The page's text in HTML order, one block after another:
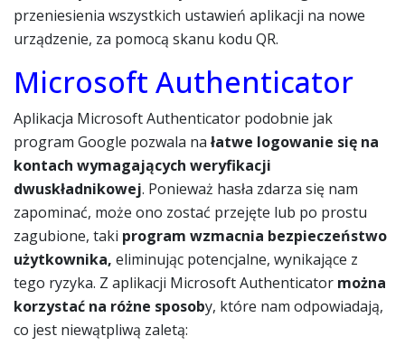
przeniesienia wszystkich ustawień aplikacji na nowe
urządzenie, za pomocą skanu kodu QR.
Microsoft Authenticator
Aplikacja Microsoft Authenticator podobnie jak
program Google pozwala na łatwe logowanie się na
kontach wymagających weryfikacji
dwuskładnikowej. Ponieważ hasła zdarza się nam
zapominać, może ono zostać przejęte lub po prostu
zagubione, taki program wzmacnia bezpieczeństwo
użytkownika, eliminując potencjalne, wynikające z
tego ryzyka. Z aplikacji Microsoft Authenticator można
korzystać na różne sposoby, które nam odpowiadają,
co jest niewątpliwą zaletą: